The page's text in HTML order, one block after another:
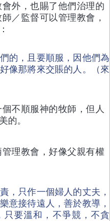
外，也賜了他們治理的
／監督可以管理教會，
的，且要順服，因他們為
像那將來交賬的人。（來
不順服神的牧師，但人
的。
理教會，好像父親有權
，只作一個婦人的丈夫，
意接待遠人，善於教導，
只要溫和，不爭競，不貪